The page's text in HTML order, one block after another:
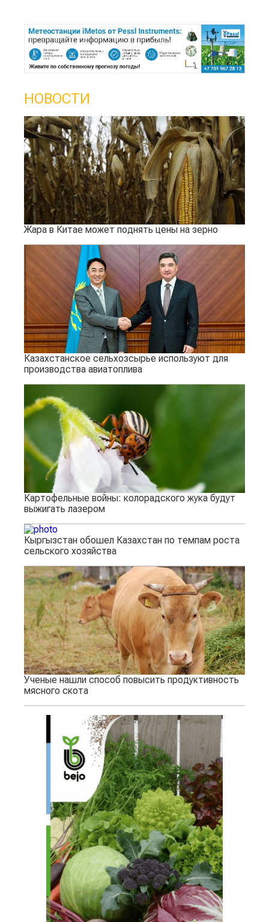
НОВОСТИ
Жара в Китае может поднять цены на зерно
Казахстанское сельхозсырье используют для
производства авиатоплива
Картофельные войны: колорадского жука будут
выжигать лазером
Кыргызстан обошел Казахстан по темпам роста
сельского хозяйства
Ученые нашли способ повысить продуктивность
мясного скота